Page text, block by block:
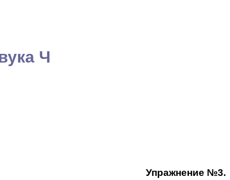
Ч
Упражнение №3.